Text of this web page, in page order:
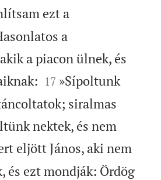
ezt a
a
a piacon ülnek, és


17 »Sípoltunk
siralmas
nektek, és nem
eljött János, aki nem
és ezt mondják: Ördög